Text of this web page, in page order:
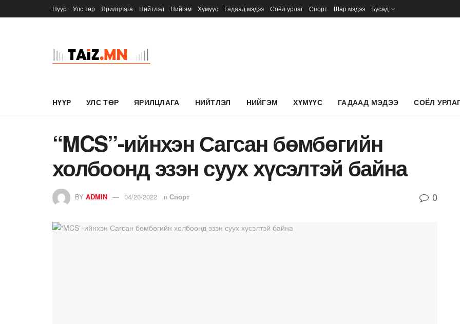
Нүүр Улс төр Ярилцлага Нийтлэл Нийгэм Хүмүүс Гадаад мэдээ Соёл урлаг Спорт Шар мэдээ Бусад
НҮҮР УЛС ТӨР ЯРИЛЦЛАГА НИЙТЛЭЛ НИЙГЭМ ХҮМҮҮС ГАДААД МЭДЭЭ СОЁЛ
“MCS”-ийнхэн Сагсан бөмбөгийн
холбоонд эзэн суух хүсэлтэй байна
BY ADMIN 04/20/2022 in Спорт 0